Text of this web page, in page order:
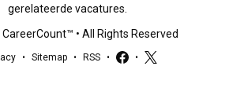
gerelateerde vacatures.
CareerCount™ • All Rights Reserved
• Sitemap • RSS • •